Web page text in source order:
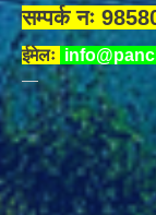
सम्पर्क नः
ईमेलः